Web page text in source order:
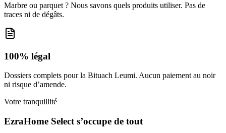
Marbre ou parquet ? Nous savons quels produits utiliser. Pas de
traces ni de dégâts.
100% légal
Dossiers complets pour la Bituach Leumi. Aucun paiement au noir
ni risque d’amende.
Votre tranquillité
EzraHome Select s’occupe de tout